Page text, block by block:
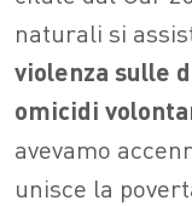
naturali si
violenza sulle
omicidi
avevamo
unisce la